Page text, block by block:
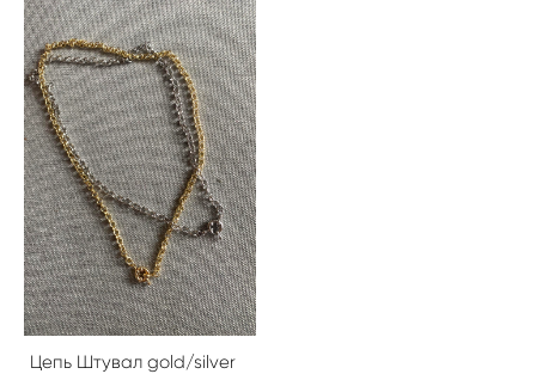
Цепь Штувал gold/silver